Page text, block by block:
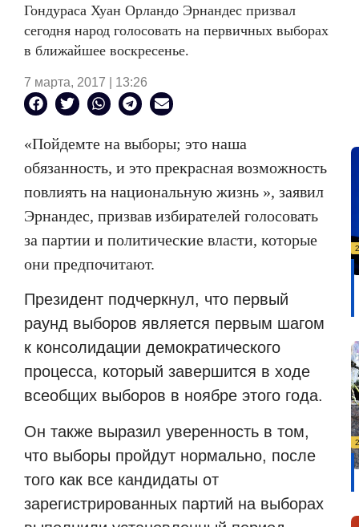
Гондураса Хуан Орландо Эрнандес призвал
сегодня народ голосовать на первичных выборах
в ближайшее воскресенье.
7 марта, 2017 | 13:26
«Пойдемте на выборы; это наша
обязанность, и это прекрасная возможность
повлиять на национальную жизнь », заявил
Эрнандес, призвав избирателей голосовать
за партии и политические власти, которые
они предпочитают.
Президент подчеркнул, что первый
раунд выборов является первым шагом
к консолидации демократического
процесса, который завершится в ходе
всеобщих выборов в ноябре этого года.
Он также выразил уверенность в том,
что выборы пройдут нормально, после
того как все кандидаты от
зарегистрированных партий на выборах